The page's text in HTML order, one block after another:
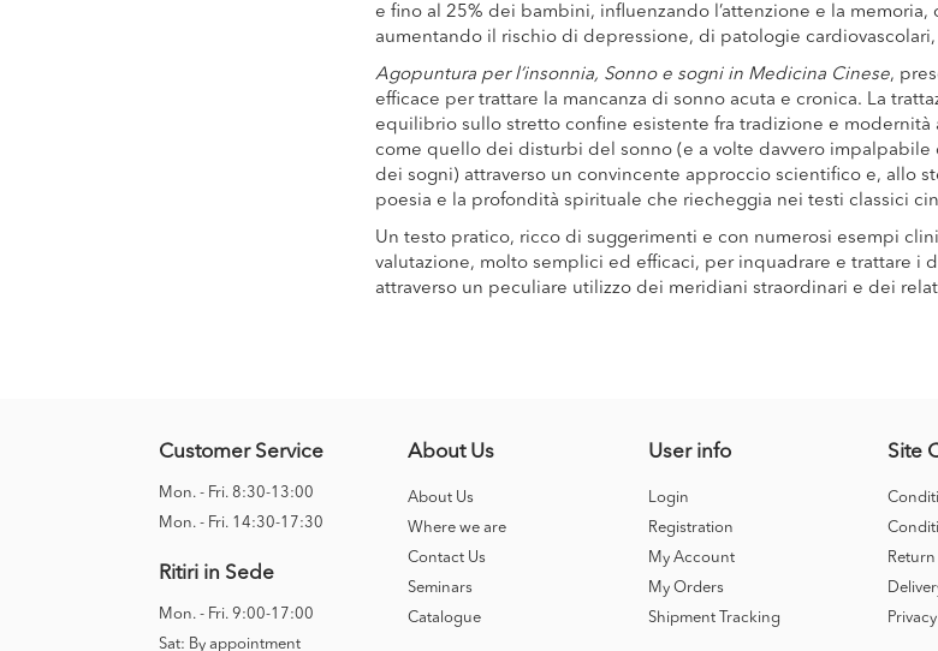
e fino al 25% dei bambini, influenzando l’attenzione e la memoria,
aumentando il rischio di depressione, di patologie
Agopuntura per l’insonnia, Sonno e sogni in Medicina Cinese,
efficace per trattare la mancanza di sonno acuta e cronica. La
equilibrio sullo stretto confine esistente fra tradizione e modernità
come quello dei disturbi del sonno (e a volte davvero impalpabile
dei sogni) attraverso un convincente approccio scientifico e, allo
poesia e la profondità spirituale che riecheggia nei testi classici
Un testo pratico, ricco di suggerimenti e con numerosi esempi
valutazione, molto semplici ed efficaci, per inquadrare e trattare i
attraverso un peculiare utilizzo dei meridiani straordinari e dei
Customer Service
Mon. - Fri. 8:30-13:00
Mon. - Fri. 14:30-17:30
Ritiri in Sede
Mon. - Fri. 9:00-17:00
Sat: By appointment
About Us
About Us
Where we are
Contact Us
Seminars
Catalogue
User info
Login
Registration
My Account
My Orders
Shipment Tracking
Site